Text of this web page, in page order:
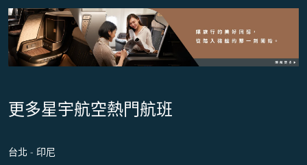
更多星宇航空熱門航班
台北 - 印尼